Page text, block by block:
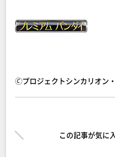
🄫プロジェクトシンカリオン
この記事が気に